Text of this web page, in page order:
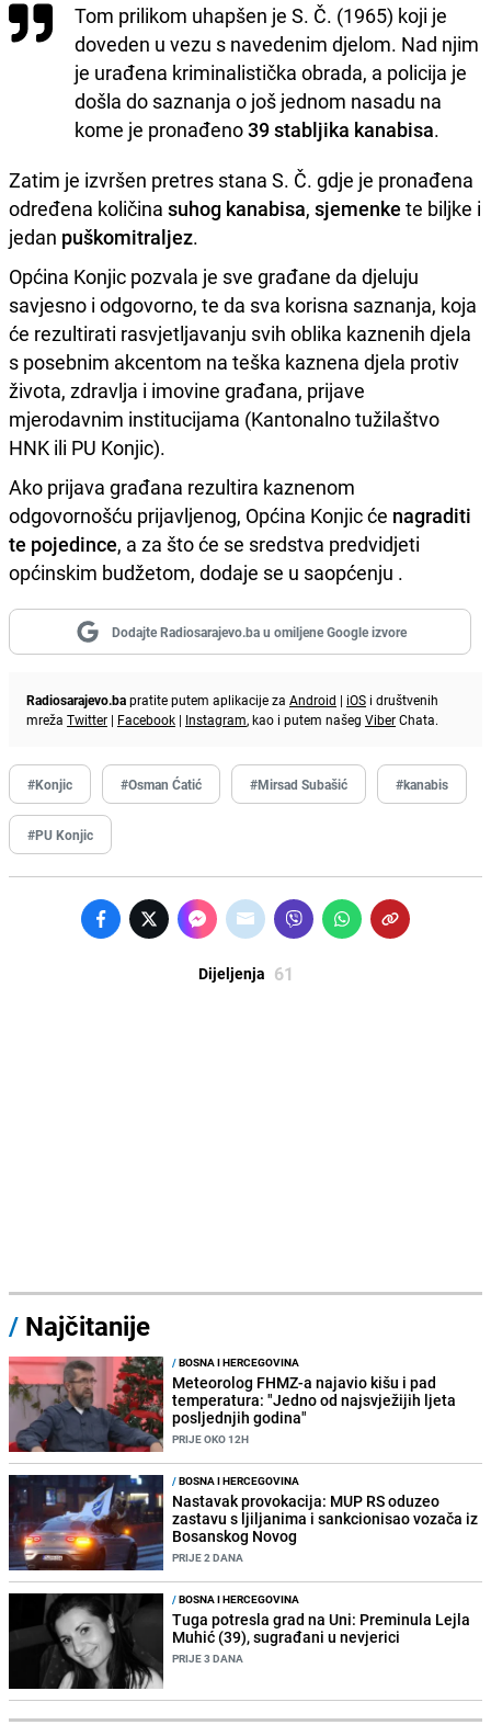
Tom prilikom uhapšen je S. Č. (1965) koji je
doveden u vezu s navedenim djelom. Nad njim
je urađena kriminalistička obrada, a policija je
došla do saznanja o još jednom nasadu na
kome je pronađeno39 stabljika kanabisa.
Zatim je izvršen pretres stana S. Č. gdje je pronađena
određena količina suhog kanabisa, sjemenke te biljke i
jedan puškomitraljez.
Općina Konjic pozvala je sve građane da djeluju
savjesno i odgovorno, te da sva korisna saznanja, koja
će rezultirati rasvjetljavanju svih oblika kaznenih djela
s posebnim akcentom na teška kaznena djela protiv
života, zdravlja i imovine građana, prijave
mjerodavnim institucijama (Kantonalno tužilaštvo
HNK ili PU Konjic).
Ako prijava građana rezultira kaznenom
odgovornošću prijavljenog, Općina Konjic će nagraditi
te pojedince, a za što će se sredstva predvidjeti
općinskim budžetom, dodaje se u saopćenju .
Dodajte Radiosarajevo.ba u omiljene Google izvore
Radiosarajevo.bapratite putem aplikacije za Android | iOS i društvenih
mreža Twitter | Facebook | Instagram, kao i putem našeg ViberChata.
#Konjic #Osman Ćatić #Mirsad Subašić #kanabis
#PU Konjic
Dijeljenja 61
/ Najčitanije
/BOSNA I HERCEGOVINA
Meteorolog FHMZ-a najavio kišu i pad
temperatura: "Jedno od najsvježijih ljeta
posljednjih godina"
PRIJE OKO 12H
/BOSNA I HERCEGOVINA
Nastavak provokacija: MUP RS oduzeo
zastavu s ljiljanima i sankcionisao vozača iz
Bosanskog Novog
PRIJE 2 DANA
/BOSNA I HERCEGOVINA
Tuga potresla grad na Uni: Preminula Lejla
Muhić (39), sugrađani u nevjerici
PRIJE 3 DANA